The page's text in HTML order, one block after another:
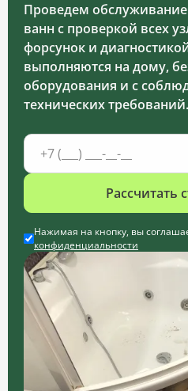
Проведем
ванн с проверкой всех
форсунок и
выполняются на дому,
оборудования и с
технических требований.
Рассчитать
Нажимая на кнопку, вы
конфиденциальности